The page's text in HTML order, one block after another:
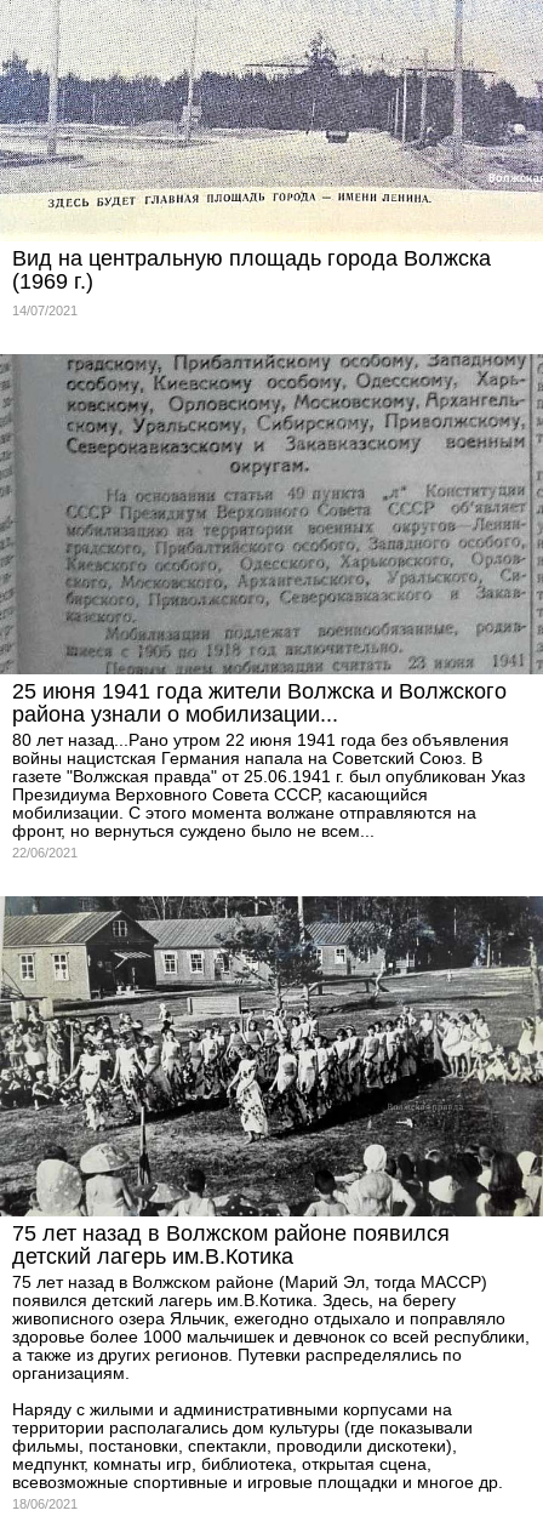
Вид на центральную площадь города Волжска
(1969 г.)
14/07/2021
25 июня 1941 года жители Волжска и Волжского
района узнали о мобилизации...
80 лет назад...Рано утром 22 июня 1941 года без объявления
войны нацистская Германия напала на Советский Союз. В
газете "Волжская правда" от 25.06.1941 г. был опубликован Указ
Президиума Верховного Совета СССР, касающийся
мобилизации. С этого момента волжане отправляются на
фронт, но вернуться суждено было не всем...
22/06/2021
75 лет назад в Волжском районе появился
детский лагерь им.В.Котика
75 лет назад в Волжском районе (Марий Эл, тогда МАССР)
появился детский лагерь им.В.Котика. Здесь, на берегу
живописного озера Яльчик, ежегодно отдыхало и поправляло
здоровье более 1000 мальчишек и девчонок со всей республики,
а также из других регионов. Путевки распределялись по
организациям.
Наряду с жилыми и административными корпусами на
территории располагались дом культуры (где показывали
фильмы, постановки, спектакли, проводили дискотеки),
медпункт, комнаты игр, библиотека, открытая сцена,
всевозможные спортивные и игровые площадки и многое др.
18/06/2021